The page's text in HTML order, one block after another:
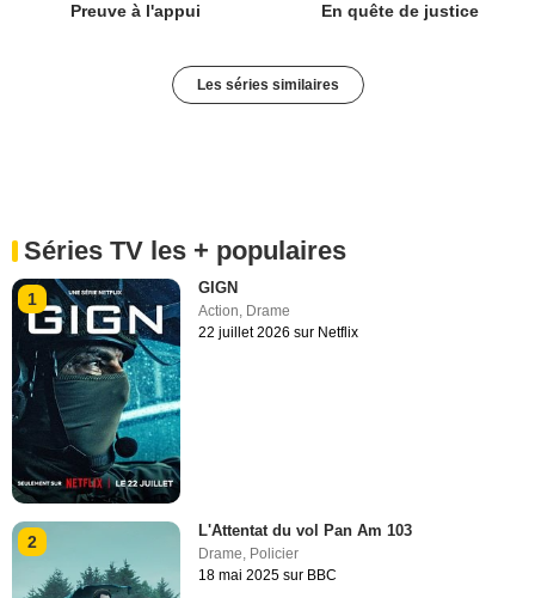
Preuve à l'appui En quête de justice
Les séries similaires
Séries TV les + populaires
1
GIGN
Action, Drame
22 juillet 2026 sur Netflix
2
L'Attentat du vol Pan Am 103
Drame, Policier
18 mai 2025 sur BBC